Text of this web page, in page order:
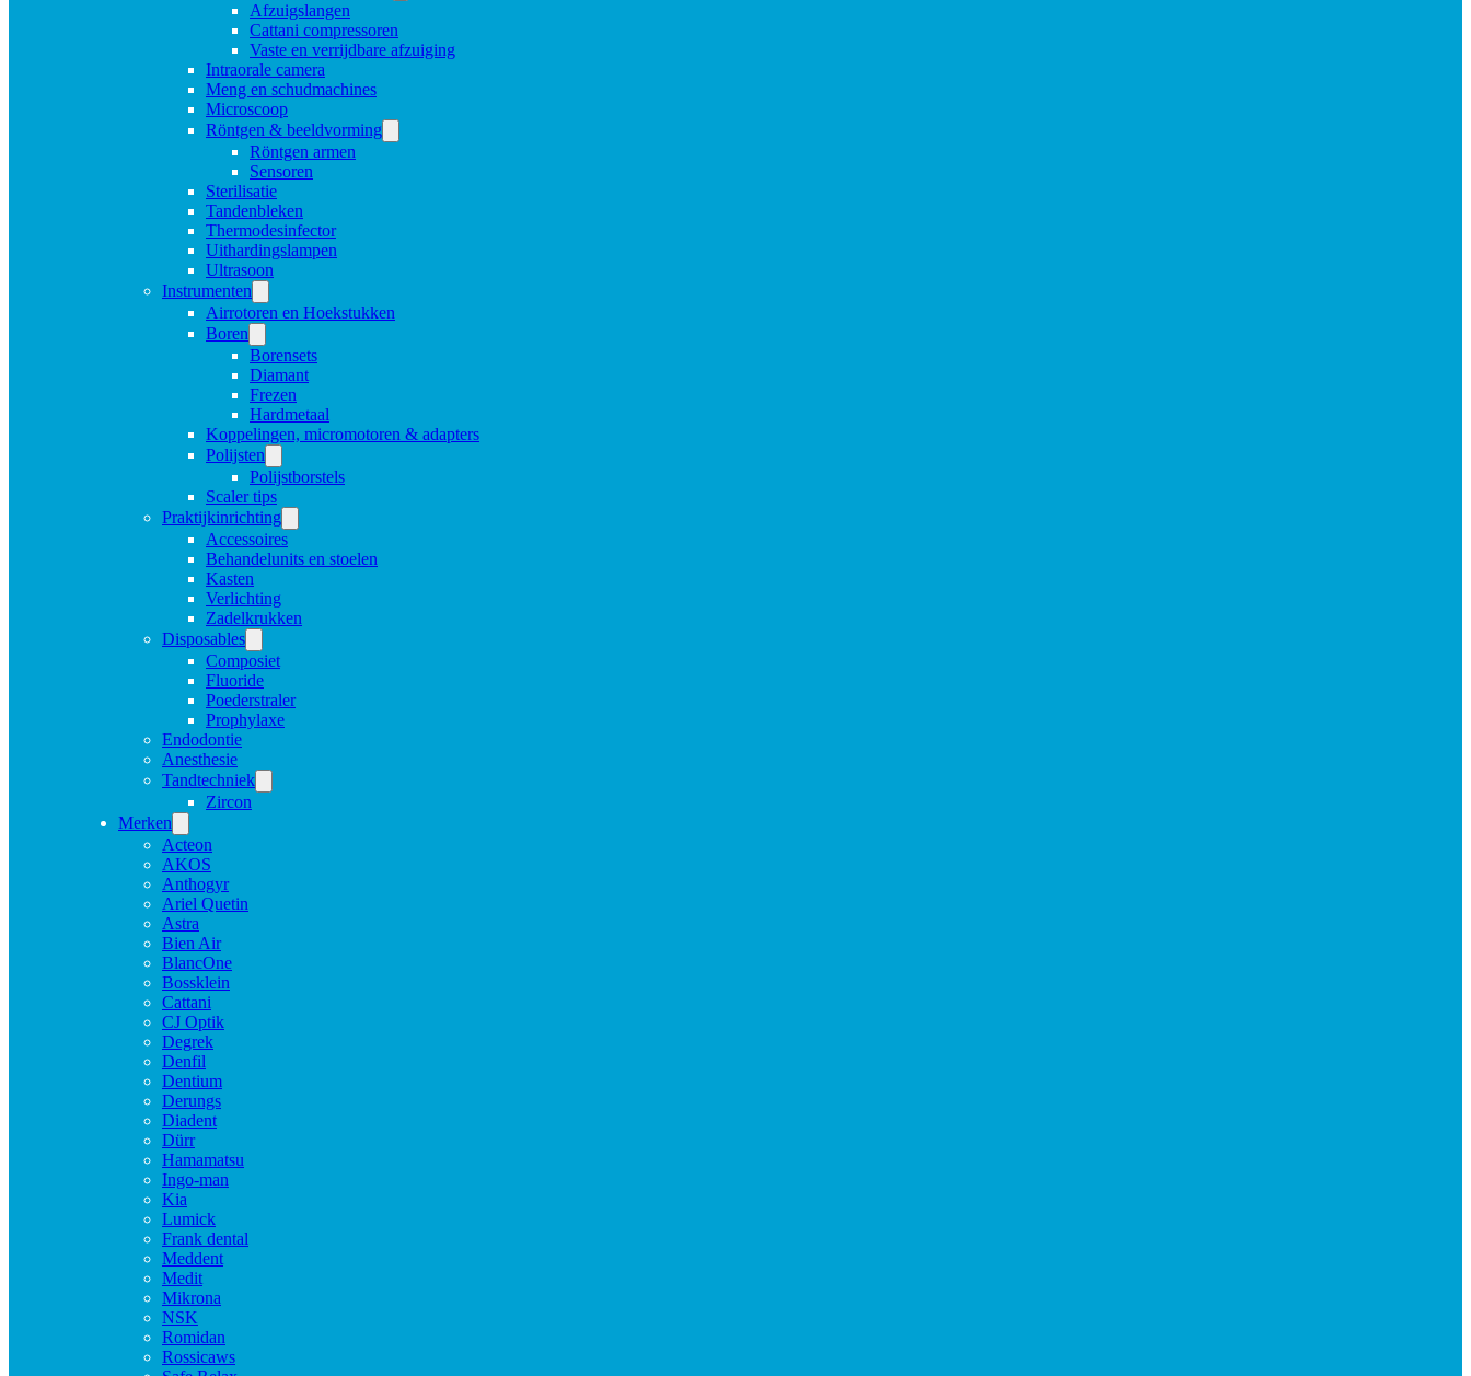
Afzuigslangen
Cattani compressoren
Vaste en verrijdbare afzuiging
Intraorale camera
Meng en schudmachines
Microscoop
Röntgen & beeldvorming
Röntgen armen
Sensoren
Sterilisatie
Tandenbleken
Thermodesinfector
Uithardingslampen
Ultrasoon
Instrumenten
Airrotoren en Hoekstukken
Boren
Borensets
Diamant
Frezen
Hardmetaal
Koppelingen, micromotoren & adapters
Polijsten
Polijstborstels
Scaler tips
Praktijkinrichting
Accessoires
Behandelunits en stoelen
Kasten
Verlichting
Zadelkrukken
Disposables
Composiet
Fluoride
Poederstraler
Prophylaxe
Endodontie
Anesthesie
Tandtechniek
Zircon
Merken
Acteon
AKOS
Anthogyr
Ariel Quetin
Astra
Bien Air
BlancOne
Bossklein
Cattani
CJ Optik
Degrek
Denfil
Dentium
Derungs
Diadent
Dürr
Hamamatsu
Ingo-man
Kia
Lumick
Frank dental
Meddent
Medit
Mikrona
NSK
Romidan
Rossicaws